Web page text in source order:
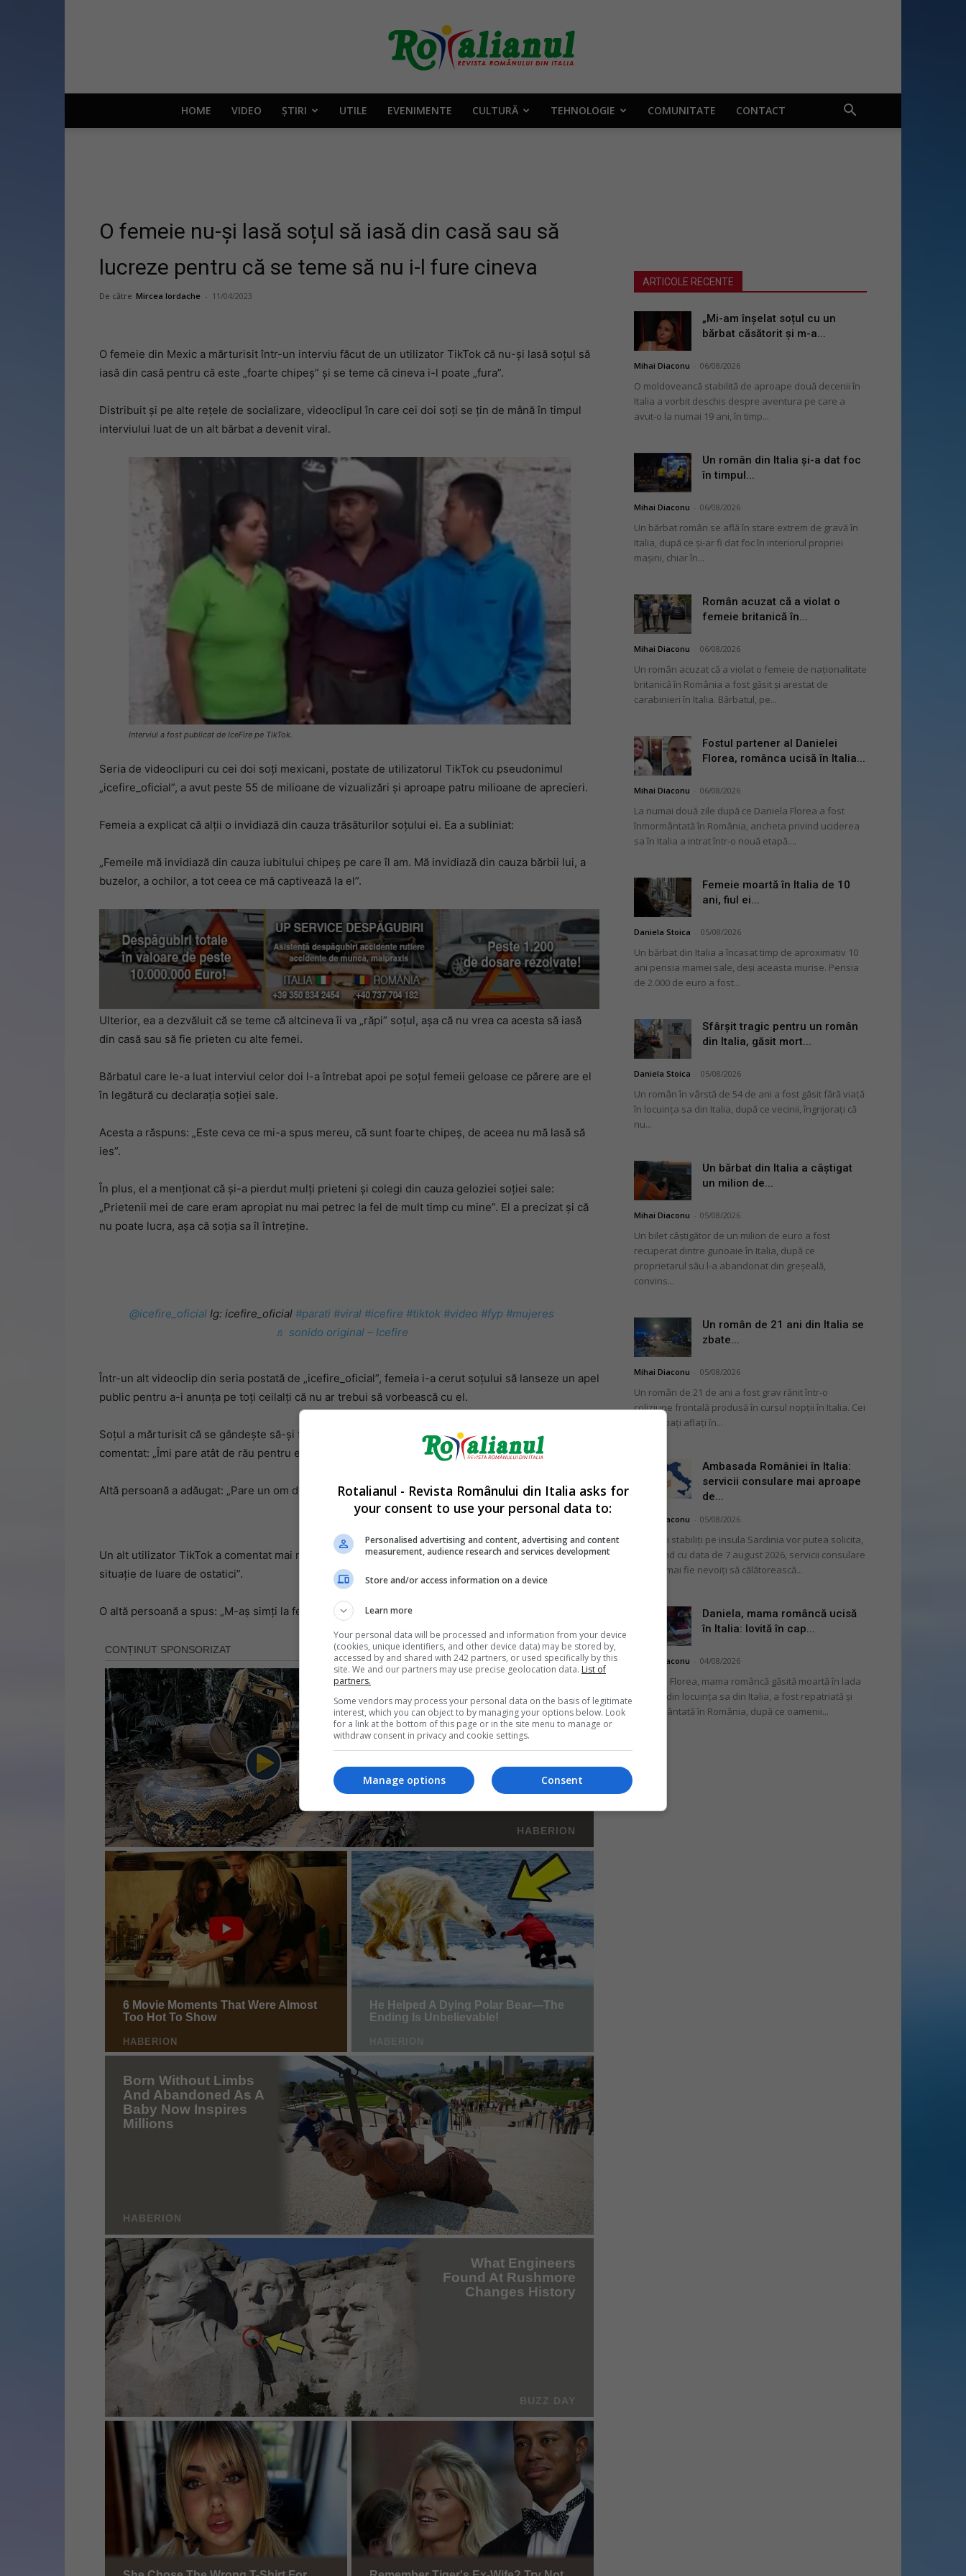
Rotalianul
românului
HOME VIDEO ȘTIRI UTILE EVENIMENTE CULTURĂ TEHNOLOGIE COMUNITATE CONTACT
O femeie nu-și lasă soțul să iasă din casă sau să
lucreze pentru că se teme să nu i-l fure cineva
De către Mircea Iordache - 11/04/2023
O femeie din Mexic a mărturisit într-un interviu făcut de un utilizator TikTok că nu-și lasă soțul să
iasă din casă pentru că este „foarte chipeș” și se teme că cineva i-l poate „fura”.
Distribuit și pe alte rețele de socializare, videoclipul în care cei doi soți se țin de mână în timpul
interviului luat de un alt bărbat a devenit viral.
Interviul a fost publicat de IceFire pe TikTok.
Seria de videoclipuri cu cei doi soți mexicani, postate de utilizatorul TikTok cu pseudonimul
„icefire_oficial”, a avut peste 55 de milioane de vizualizări și aproape patru milioane de aprecieri.
Femeia a explicat că alții o invidiază din cauza trăsăturilor soțului ei. Ea a subliniat:
„Femeile mă invidiază din cauza iubitului chipeș pe care îl am. Mă invidiază din cauza bărbii lui, a
buzelor, a ochilor, a tot ceea ce mă captivează la el”.
Ulterior, ea a dezvăluit că se teme că altcineva îi va „răpi” soțul, așa că nu vrea ca acesta să iasă
din casă sau să fie prieten cu alte femei.
Bărbatul care le-a luat interviul celor doi l-a întrebat apoi pe soțul femeii geloase ce părere are el
în legătură cu declarația soției sale.
Acesta a răspuns: „Este ceva ce mi-a spus mereu, că sunt foarte chipeș, de aceea nu mă lasă să
ies”.
În plus, el a menționat că și-a pierdut mulți prieteni și colegi din cauza geloziei soției sale:
„Prietenii mei de care eram apropiat nu mai petrec la fel de mult timp cu mine”. El a precizat și că
nu poate lucra, așa că soția sa îl întreține.
@icefire_oficialIg: icefire_oficial #parati #viral #icefire #tiktok #video #fyp #mujeres
♬ sonido original – Icefire
Într-un alt videoclip din seria postată de „icefire_oficial”, femeia i-a cerut soțului să lanseze un apel
public pentru a-i anunța pe toți ceilalți că nu ar trebui să vorbească cu el.
Soțul a mărturisit că se gândește să-și facă un tatuaj cu numele soției sale, iar o persoană a
comentat: „Îmi pare atât de rău pentru el”.
Altă persoană a adăugat: „Pare un om drăguț, este al tău în întregime. Mulțumesc”.
Un alt utilizator TikTok a comentat mai mult: „Nu sunt sigur dacă aceasta este o relație sau o
situație de luare de ostatici”.
O altă persoană a spus: „M-aș simți la fel ca ea dacă aș avea un soț atât de frumos, aș face la fel”.
ARTICOLE RECENTE
„Mi-am înșelat soțul cu un
bărbat căsătorit și m-a...
Mihai Diaconu 06/08/2026
O moldoveancă stabilită de aproape două decenii în
Italia a vorbit deschis despre aventura pe care a
avut-o la numai 19 ani, în timp...
Un român din Italia și-a dat foc
în timpul...
Mihai Diaconu 06/08/2026
Un bărbat român se află în stare extrem de gravă în
Italia, după ce și-ar fi dat foc în interiorul propriei
mașini, chiar în...
Român acuzat că a violat o
femeie britanică în...
Mihai Diaconu 06/08/2026
Un român acuzat că a violat o femeie de naționalitate
britanică în România a fost găsit și arestat de
carabinieri în Italia. Bărbatul, pe...
Fostul partener al Danielei
Florea, românca ucisă în Italia...
Mihai Diaconu 06/08/2026
La numai două zile după ce Daniela Florea a fost
înmormântată în România, ancheta privind uciderea
sa în Italia a intrat într-o nouă etapă....
Femeie moartă în Italia de 10
ani, fiul ei...
Daniela Stoica 05/08/2026
Un bărbat din Italia a încasat timp de aproximativ 10
ani pensia mamei sale, deși aceasta murise. Pensia
de 2.000 de euro a fost...
Sfârșit tragic pentru un român
din Italia, găsit mort...
Daniela Stoica 05/08/2026
Un român în vârstă de 54 de ani a fost găsit fără viață
în locuința sa din Italia, după ce vecinii, îngrijorați că
nu...
Un bărbat din Italia a câștigat
un milion de...
Mihai Diaconu 05/08/2026
Un bilet câștigător de un milion de euro a fost
recuperat dintre gunoaie în Italia, după ce
proprietarul său l-a abandonat din greșeală,
convins...
Un român de 21 ani din Italia se
zbate...
Mihai Diaconu 05/08/2026
Un român de 21 de ani a fost grav rănit într-o
coliziune frontală produsă în cursul nopții în Italia. Cei
doi bărbați aflați în...
Ambasada României în Italia:
servicii consulare mai aproape
de...
Mihai Diaconu 05/08/2026
Românii stabiliți pe insula Sardinia vor putea solicita,
începând cu data de 7 august 2026, servicii consulare
fără să mai fie nevoiți să călătorească...
Daniela, mama româncă ucisă
în Italia: lovită în cap...
Mihai Diaconu 04/08/2026
Daniela Florea, mama româncă găsită moartă în lada
patului din locuința sa din Italia, a fost repatriată și
înmormântată în România, după ce oamenii...
Rotalianul - Revista Românului din Italia asks for
your consent to use your personal data to:
Personalised advertising and content, advertising and content
measurement, audience research and services development
Store and/or access information on a device
Learn more
Your personal data will be processed and information from your device
(cookies, unique identifiers, and other device data) may be stored by,
accessed by and shared with 242 partners, or used specifically by this
site. We and our partners may use precise geolocation data. List of
partners.
Some vendors may process your personal data on the basis of legitimate
interest, which you can object to by managing your options below. Look
for a link at the bottom of this page or in the site menu to manage or
withdraw consent in privacy and cookie settings.
Consent
Manage options